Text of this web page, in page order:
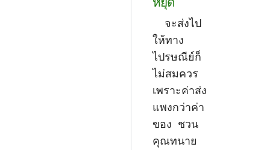
จะส่งไป
ให้ทาง
ไปรษณีย์ก็
ไม่สมควร
เพราะค่าส่ง
แพงกว่าค่า
ของ ชวน
คุณทนาย